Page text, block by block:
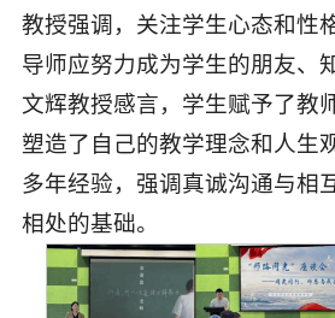
教授强调，关注学生心态和性
导师应努力成为学生的朋友、
文辉教授感言，学生赋予了教
塑造了自己的教学理念和人生
多年经验，强调真诚沟通与相
相处的基础。